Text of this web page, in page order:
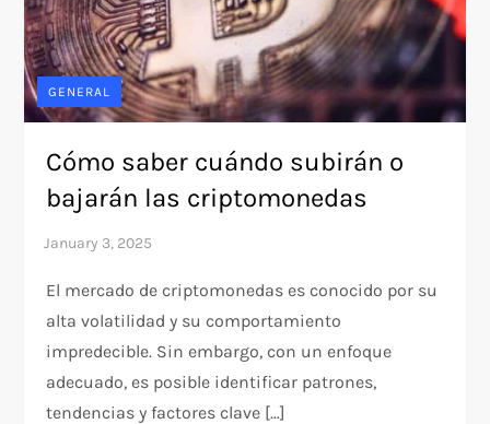
GENERAL
Cómo saber cuándo subirán o
bajarán las criptomonedas
El mercado de criptomonedas es conocido por su
alta volatilidad y su comportamiento
impredecible. Sin embargo, con un enfoque
adecuado, es posible identificar patrones,
tendencias y factores clave […]